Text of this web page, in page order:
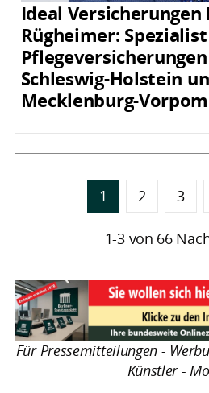
Ideal Versicherungen
Rügheimer:
Schleswig-Holstein
Mecklenburg-
1 2 3
1-3 von 66
Für Pressemitteilungen -
Künstler -